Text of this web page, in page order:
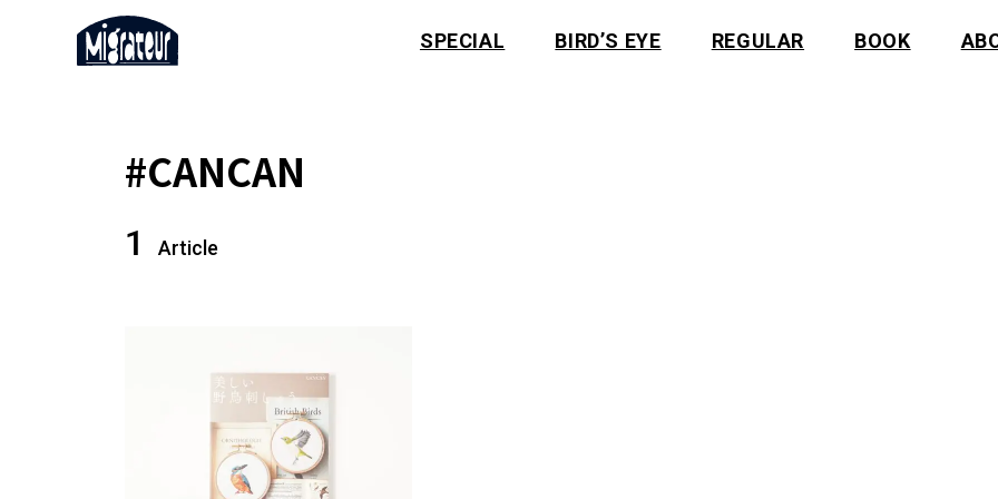
SPECIAL BIRD’S EYE REGULAR BOOK
#CANCAN
1 Article